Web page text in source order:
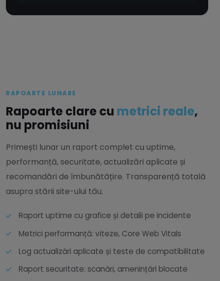
RAPOARTE LUNARE
Rapoarte clare cu metrici reale,
nu promisiuni
Primești lunar un raport complet cu uptime,
performanță, securitate, actualizări aplicate și
recomandări de îmbunătățire. Transparență totală
asupra stării site-ului tău.
Raport uptime cu grafice și detalii pe incidente
Metrici performanță: viteze, Core Web Vitals
Log actualizări aplicate și teste de compatibilitate
Raport securitate: scanări, amenințări blocate